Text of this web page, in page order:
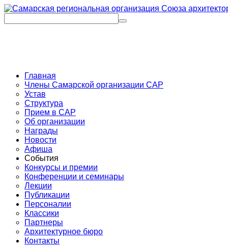
Главная
Члены Самарской организации САР
Устав
Структура
Прием в САР
Об организации
Награды
Новости
Афиша
События
Конкурсы и премии
Конференции и семинары
Лекции
Публикации
Персоналии
Классики
Партнеры
Архитектурное бюро
Контакты